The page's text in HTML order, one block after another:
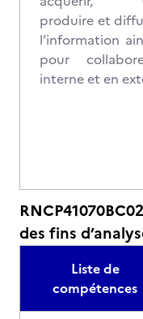
produire et
l’information
pour
interne et en
des fins
Liste de
compétences